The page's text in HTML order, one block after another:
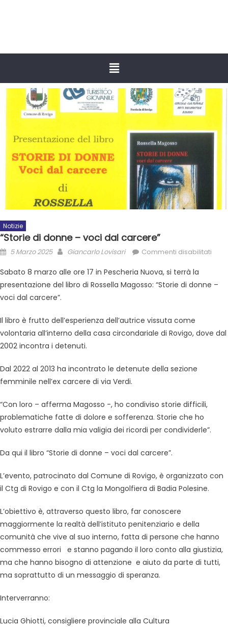
Notizie
“Storie di donne – voci dal carcere”
5 Marzo 2025 Giancarlo Lovisari Commenti disabilitati
Sabato 8 marzo alle ore 17 in Pescheria Nuova, si terrà la
presentazione del libro di Rossella Magosso: “Storie di donne –
voci dal carcere”.
Il libro è frutto dell’esperienza dell’autrice vissuta come
volontaria all’interno della casa circondariale di Rovigo, dove dal
2002 incontra i detenuti.
Dal 2022 al 2013 ha incontrato le detenute della sezione
femminile nell’ex carcere di via Verdi.
“Con loro – afferma Magosso -, ho condiviso storie difficili,
problematiche fatte di dolore e sofferenza. Storie che ho
voluto estrarre dalla mia valigia dei ricordi per condividerle”.
Da qui il libro “Storie di donne – voci dal carcere”.
L’evento, patrocinato dal Comune di Rovigo, è organizzato con
il Ctg di Rovigo e con il Ctg la Mongolfiera di Badia Polesine.
L’obiettivo è, attraverso questo libro, far conoscere
maggiormente la realtà dell’istituto penitenziario e della
comunità che vive al suo interno, fatta di persone che hanno
commesso errori e stanno pagando il loro conto alla giustizia,
ma che hanno bisogno di attenzione e aiuto da parte di tutti,
ma soprattutto di un messaggio di speranza.
Interverranno:
Lucia Ghiotti, consigliere provinciale alla Cultura